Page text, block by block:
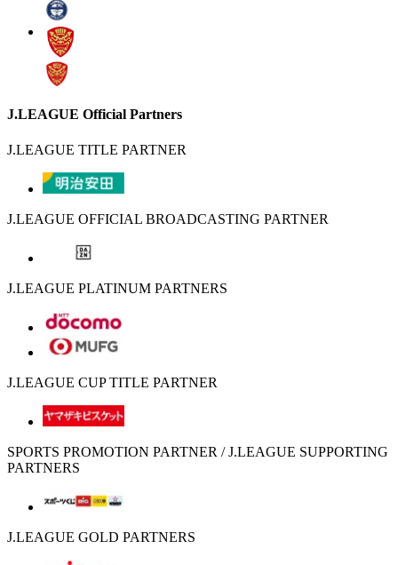
J.LEAGUE Official Partners
J.LEAGUE TITLE PARTNER
J.LEAGUE OFFICIAL BROADCASTING PARTNER
J.LEAGUE PLATINUM PARTNERS
J.LEAGUE CUP TITLE PARTNER
SPORTS PROMOTION PARTNER / J.LEAGUE SUPPORTING
PARTNERS
J.LEAGUE GOLD PARTNERS